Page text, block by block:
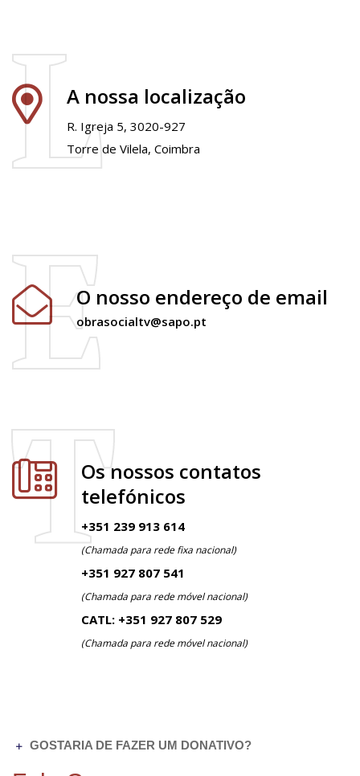
LA nossa localização
R. Igreja 5, 3020-927
Torre de Vilela, Coimbra
EO nosso endereço de email
obrasocialtv@sapo.pt
TOs nossos contatos
telefónicos
+351 239 913 614
(Chamada para rede fixa nacional)
+351 927 807 541
(Chamada para rede móvel nacional)
CATL: +351 927 807 529
(Chamada para rede móvel nacional)
GOSTARIA DE FAZER UM DONATIVO?